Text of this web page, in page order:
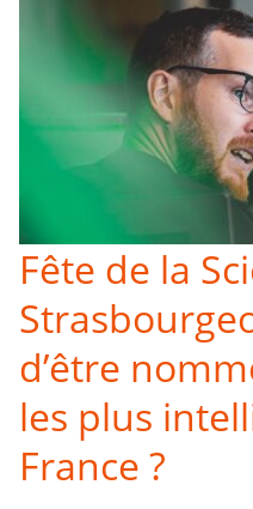
Fête de la
d’être
les plus
France ?